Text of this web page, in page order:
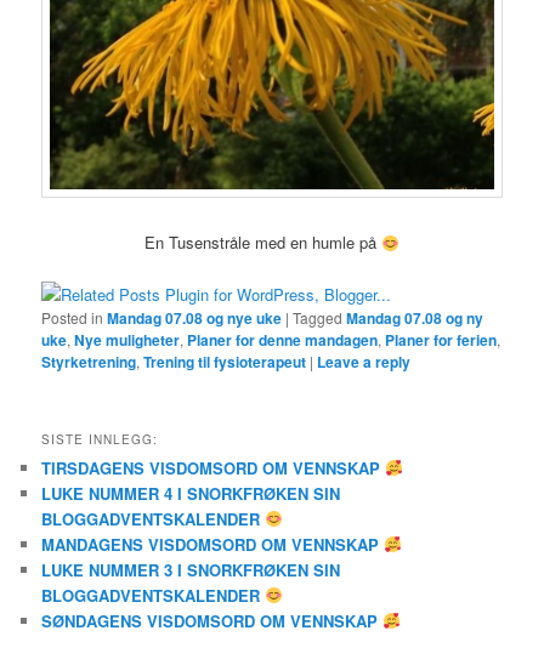
En Tusenstråle med en humle på
Posted in Mandag 07.08 og nye uke |Tagged Mandag 07.08 og ny
uke,Nye muligheter, Planer for denne mandagen, Planer for ferien,
Styrketrening,Trening til fysioterapeut | Leave a reply
SISTE INNLEGG:
TIRSDAGENS VISDOMSORD OM VENNSKAP
LUKE NUMMER 4 I SNORKFRØKEN SIN
BLOGGADVENTSKALENDER
MANDAGENS VISDOMSORD OM VENNSKAP
LUKE NUMMER 3 I SNORKFRØKEN SIN
BLOGGADVENTSKALENDER
SØNDAGENS VISDOMSORD OM VENNSKAP